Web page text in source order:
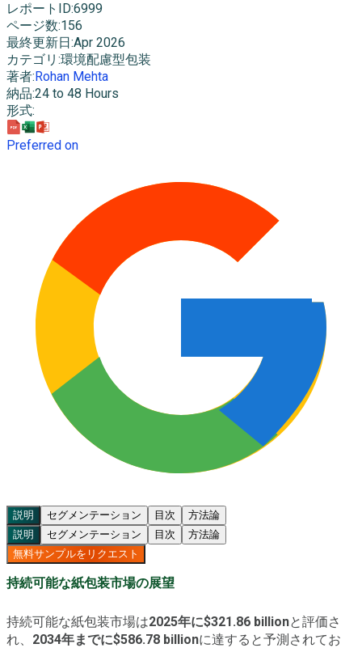
レポートID:6999
ページ数:156
最終更新日 :Apr 2026
カテゴリ :環境配慮型包装
著者: Rohan Mehta
納品:24 to 48 Hours
形式:
Preferred on
説明 セグメンテーション 目次
方法論
説明
セグメンテーション 目次
方法論
無料サンプルをリクエスト
持続可能な紙包装市場の展望
持続可能な紙包装市場は2025年に$321.86 billionと評価さ
れ、 2034年までに$586.78 billionに達すると予測されてお